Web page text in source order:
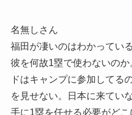
名無しさん
福田が凄いのはわかってい
彼を何故1塁で使わないの
ドはキャンプに参加してる
を見せない。日本に来てい
手に1塁を任せる必要がどこ